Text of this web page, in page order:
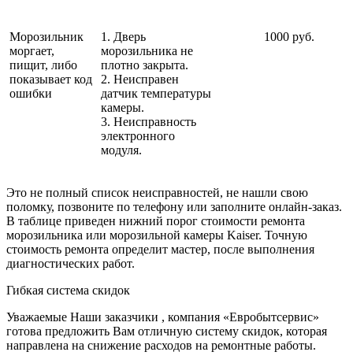
Морозильник
моргает,
пищит, либо
показывает код
ошибки
1. Дверь
морозильника не
плотно закрыта.
2. Неисправен
датчик температуры
камеры.
3. Неисправность
электронного
модуля.
1000 руб.
Это не полный список неисправностей, не нашли свою
поломку, позвоните по телефону или заполните онлайн-заказ.
В таблице приведен нижний порог стоимости ремонта
морозильника или морозильной камеры Kaiser. Точную
стоимость ремонта определит мастер, после выполнения
диагностических работ.
Гибкая система скидок
Уважаемые Наши заказчики , компания «Евробытсервис»
готова предложить Вам отличную систему скидок, которая
направлена на снижение расходов на ремонтные работы.